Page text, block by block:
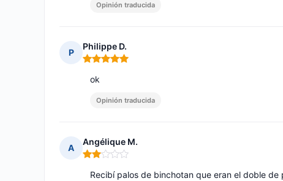
Opinión traducida
P
Philippe D.
Nota: 5 de 5
ok
Opinión traducida
A
Angélique M.
Nota: 2 de 5
Recibí palos de binchotan que eran el doble